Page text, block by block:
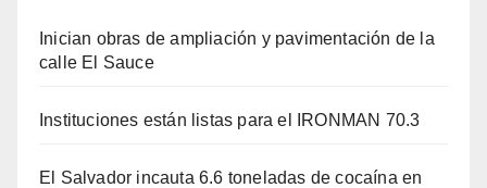
Inician obras de ampliación y pavimentación de la
calle El Sauce
Instituciones están listas para el IRONMAN 70.3
El Salvador incauta 6.6 toneladas de cocaína en